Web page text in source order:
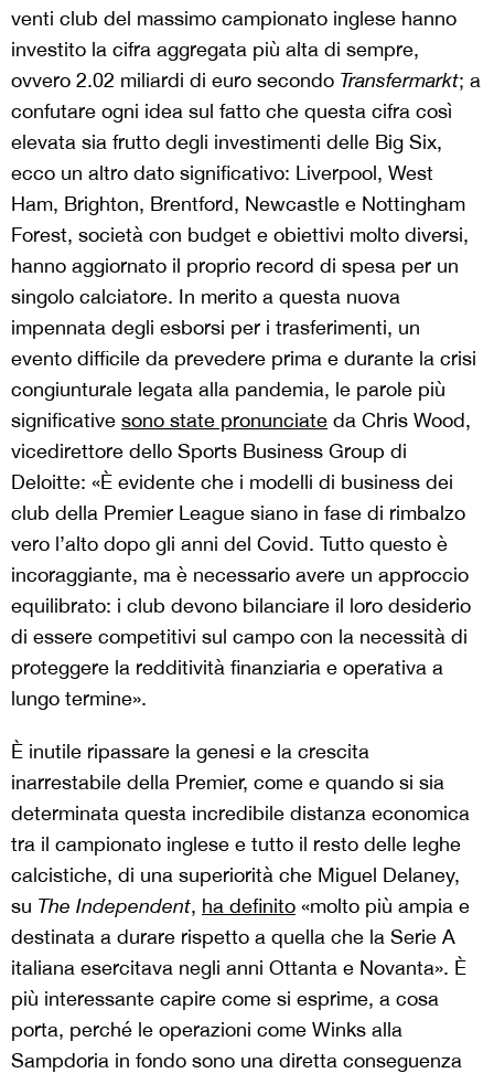
venti club del massimo campionato inglese hanno
investito la cifra aggregata più alta di sempre,
ovvero 2.02 miliardi di euro secondo Transfermarkt; a
confutare ogni idea sul fatto che questa cifra così
elevata sia frutto degli investimenti delle Big Six,
ecco un altro dato significativo: Liverpool, West
Ham, Brighton, Brentford, Newcastle e Nottingham
Forest, società con budget e obiettivi molto diversi,
hanno aggiornato il proprio record di spesa per un
singolo calciatore. In merito a questa nuova
impennata degli esborsi per i trasferimenti, un
evento difficile da prevedere prima e durante la crisi
congiunturale legata alla pandemia, le parole più
significative sono state pronunciate da Chris Wood,
vicedirettore dello Sports Business Group di
Deloitte: «È evidente che i modelli di business dei
club della Premier League siano in fase di rimbalzo
vero l’alto dopo gli anni del Covid. Tutto questo è
incoraggiante, ma è necessario avere un approccio
equilibrato: i club devono bilanciare il loro desiderio
di essere competitivi sul campo con la necessità di
proteggere la redditività finanziaria e operativa a
lungo termine».
È inutile ripassare la genesi e la crescita
inarrestabile della Premier, come e quando si sia
determinata questa incredibile distanza economica
tra il campionato inglese e tutto il resto delle leghe
calcistiche, di una superiorità che Miguel Delaney,
su The Independent, ha definito «molto più ampia e
destinata a durare rispetto a quella che la Serie A
italiana esercitava negli anni Ottanta e Novanta». È
più interessante capire come si esprime, a cosa
porta, perché le operazioni come Winks alla
Sampdoria in fondo sono una diretta conseguenza